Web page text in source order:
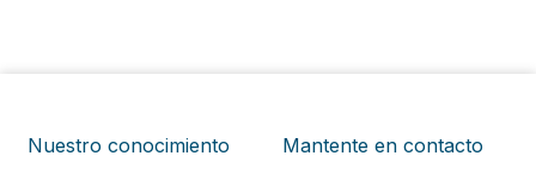
Nuestro conocimiento Mantente en contacto